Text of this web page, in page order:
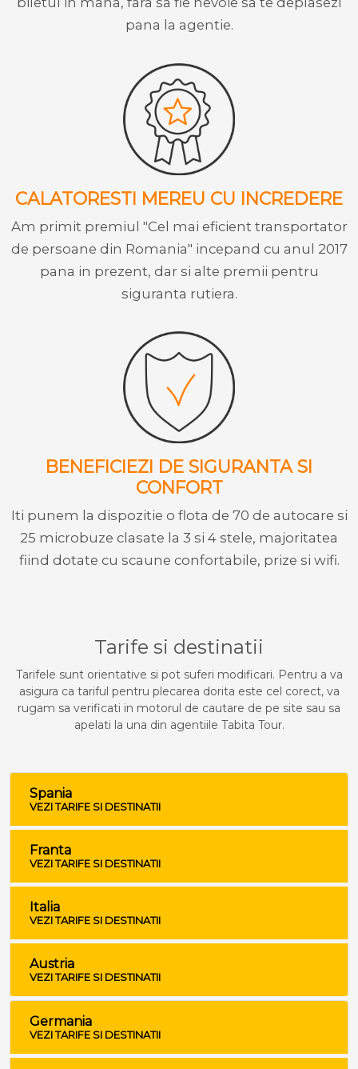
pana la agentie.
CALATORESTI MEREU CU INCREDERE
Am primit premiul "Cel mai eficient transportator
de persoane din Romania" incepand cu anul 2017
pana in prezent, dar si alte premii pentru
siguranta rutiera.
BENEFICIEZI DE SIGURANTA SI
CONFORT
Iti punem la dispozitie o flota de 70 de autocare si
25 microbuze clasate la 3 si 4 stele, majoritatea
fiind dotate cu scaune confortabile, prize si wifi.
Tarife si destinatii
Tarifele sunt orientative si pot suferi modificari. Pentru a va
asigura ca tariful pentru plecarea dorita este cel corect, va
rugam sa verificati in motorul de cautare de pe site sau sa
apelati la una din agentiile Tabita Tour.
Spania
VEZI TARIFE SI DESTINATII
Franta
VEZI TARIFE SI DESTINATII
Italia
VEZI TARIFE SI DESTINATII
Austria
VEZI TARIFE SI DESTINATII
Germania
VEZI TARIFE SI DESTINATII